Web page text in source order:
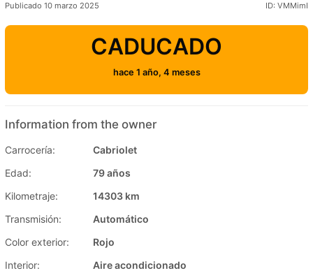
Publicado 10 marzo 2025 ID: VMMimI
CADUCADO
hace 1 año, 4 meses
Information from the owner
Carrocería:
Cabriolet
Edad:
79 años
Kilometraje:
14303 km
Transmisión:
Automático
Color exterior:
Rojo
Interior:
Aire acondicionado